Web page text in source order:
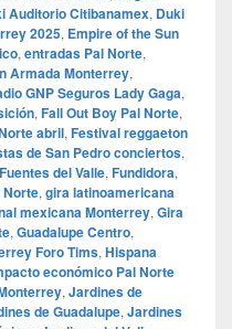
Auditorio Citibanamex, Duki
2025, Empire of the Sun
, entradas Pal Norte,
Armada Monterrey,
GNP Seguros Lady Gaga,
, Fall Out Boy Pal Norte,
abril, Festival reggaeton
de San Pedro conciertos,
Fuentes del Valle, Fundidora,
Norte, gira latinoamericana
mexicana Monterrey, Gira
, Guadalupe Centro,
Foro Tims, Hispana
económico Pal Norte
, Jardines de
de Guadalupe, Jardines